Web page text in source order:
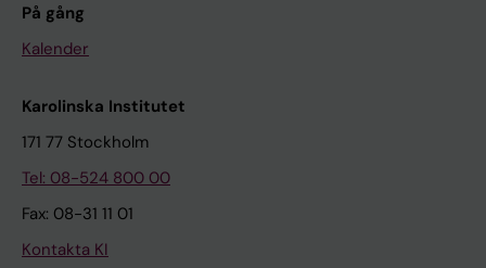
På gång
Kalender
Karolinska Institutet
171 77 Stockholm
Tel: 08-524 800 00
Fax: 08-31 11 01
Kontakta KI